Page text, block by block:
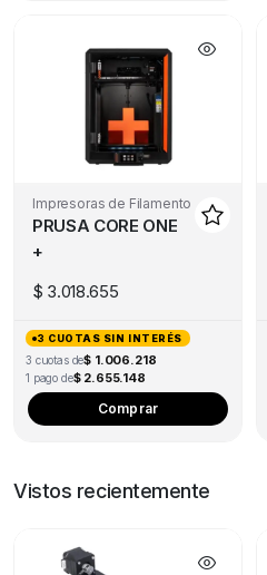
Impresoras de Filamento
PRUSA CORE ONE
+
$ 3.018.655
3 CUOTAS SIN INTERÉS
3 cuotas de$ 1.006.218
1 pago de$ 2.655.148
Comprar
Vistos recientemente